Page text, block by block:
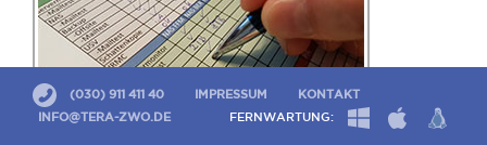
(030) 911 411 40 IMPRESSUM KONTAKT
INFO@TERA-ZWO.DE FERNWARTUNG: